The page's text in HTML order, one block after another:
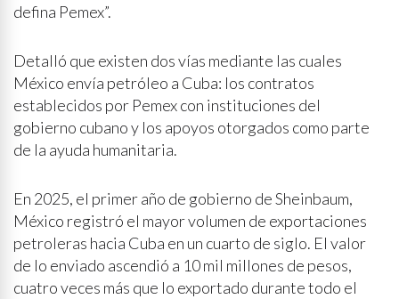
defina Pemex”.
Detalló que existen dos vías mediante las cuales
México envía petróleo a Cuba: los contratos
establecidos por Pemex con instituciones del
gobierno cubano y los apoyos otorgados como parte
de la ayuda humanitaria.
En 2025, el primer año de gobierno de Sheinbaum,
México registró el mayor volumen de exportaciones
petroleras hacia Cuba en un cuarto de siglo. El valor
de lo enviado ascendió a 10 mil millones de pesos,
cuatro veces más que lo exportado durante todo el